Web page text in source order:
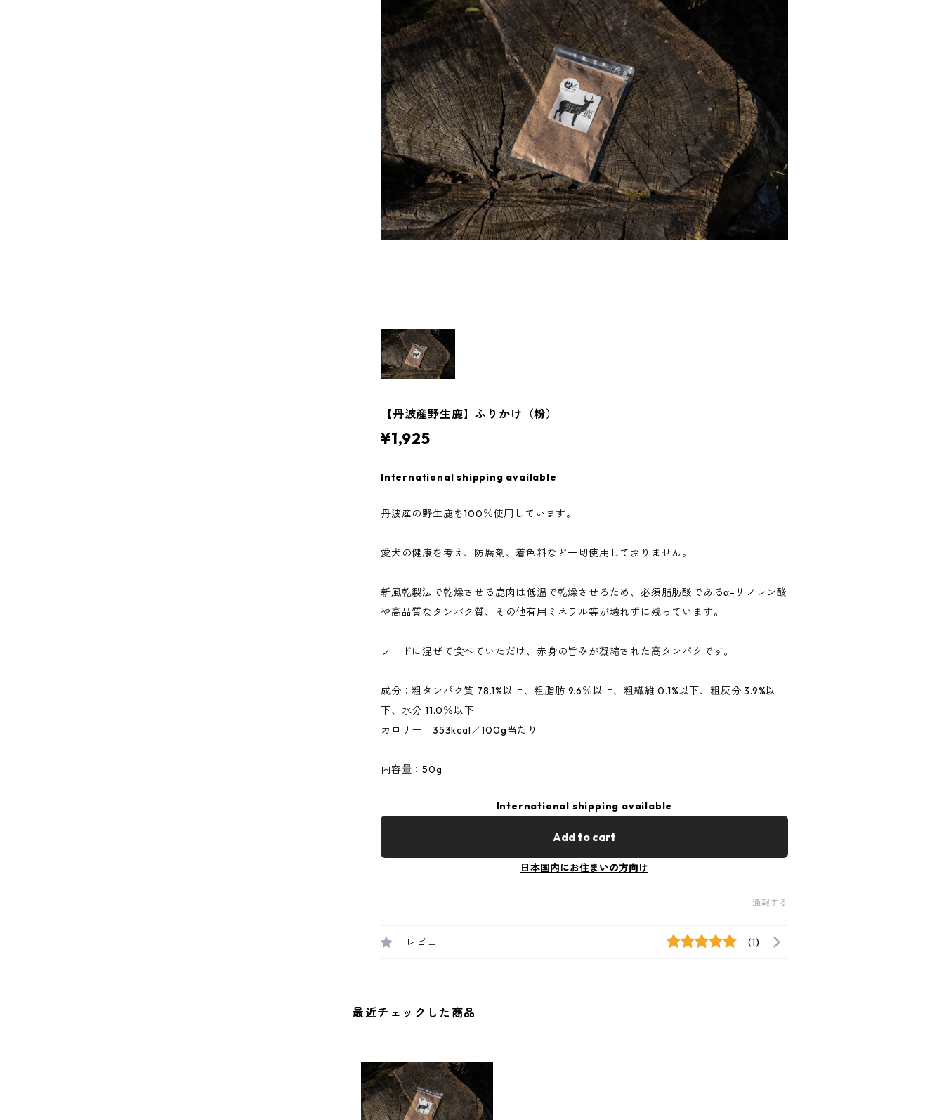
【丹波産野生鹿】ふりかけ（粉）
¥1,925
International shipping available
丹波産の野生鹿を100％使用しています。
愛犬の健康を考え、防腐剤、着色料など一切使用しておりません。
新風乾製法で乾燥させる鹿肉は低温で乾燥させるため、必須脂肪酸であるα-リノレン酸
や高品質なタンパク質、その他有用ミネラル等が壊れずに残っています。
フードに混ぜて食べていただけ、赤身の旨みが凝縮された高タンパクです。
成分：粗タンパク質 78.1%以上、粗脂肪 9.6％以上、粗繊維 0.1%以下、粗灰分 3.9%以
下、水分 11.0％以下
カロリー 353kcal／100g当たり
内容量：50g
International shipping available
Add to cart
日本国内にお住まいの方向け
通報する
レビュー (1)
最近チェックした商品